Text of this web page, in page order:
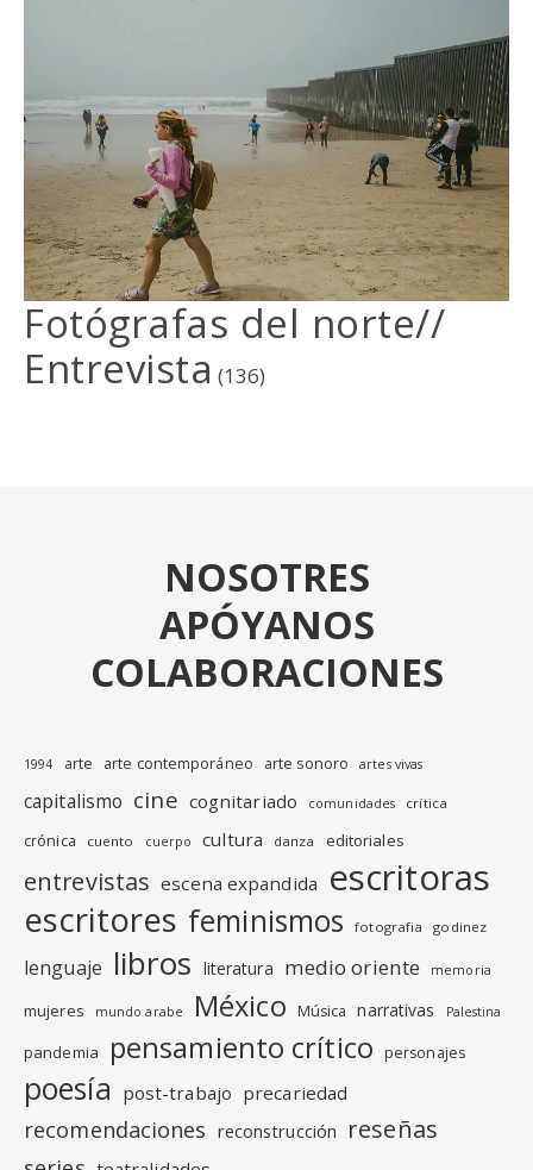
Fotógrafas del norte//
Entrevista (136)
NOSOTRES
APÓYANOS
COLABORACIONES
1994 arte arte contemporáneo arte sonoro artes vivas
capitalismo cine cognitariado comunidades crítica
crónica cuento cuerpo cultura danza editoriales
entrevistas escena expandida escritoras
escritores feminismos fotografia godinez
lenguaje libros literatura medio oriente memoria
mujeres mundo arabe México Música narrativas Palestina
pandemia pensamiento crítico personajes
poesía post-trabajo precariedad
recomendaciones reconstrucción reseñas